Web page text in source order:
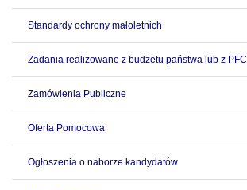
Standardy ochrony małoletnich
Zadania realizowane z budżetu państwa lub z PFC
Zamówienia Publiczne
Oferta Pomocowa
Ogłoszenia o naborze kandydatów